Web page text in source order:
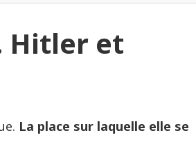
Hitler et
La place sur laquelle elle se